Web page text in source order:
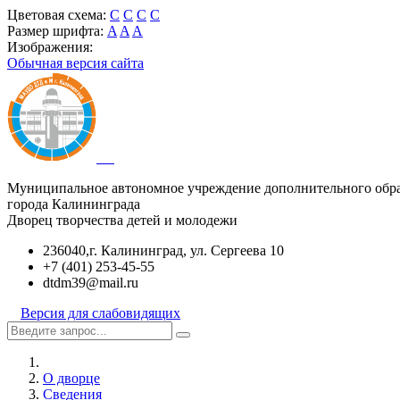
Цветовая схема: C C C C
Размер шрифта: A A A
Изображения:
Обычная версия сайта
Муниципальное автономное учреждение дополнительного
города Калининграда
Дворец творчества детей и молодежи
236040,г. Калининград, ул. Сергеева 10
+7 (401) 253-45-55
dtdm39@mail.ru
Версия для слабовидящих
О дворце
Сведения